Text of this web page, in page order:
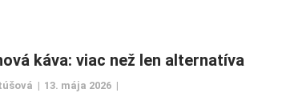
káva: viac než len alternatíva
13. mája 2026